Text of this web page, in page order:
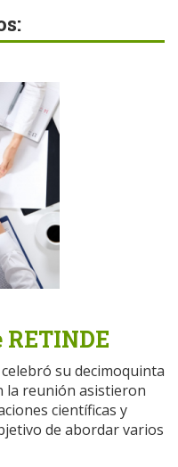
su decimoquinta
la reunión asistieron
científicas y
de abordar varios